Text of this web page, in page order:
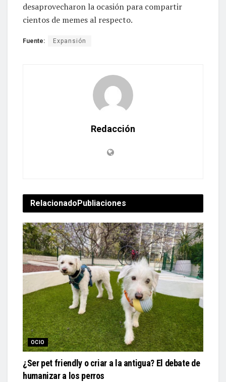
desaprovecharon la ocasión para compartir
cientos de memes al respecto.
Fuente: Expansión
Redacción
RelacionadoPubliaciones
OCIO
¿Ser pet friendly o criar a la antigua? El debate de
humanizar a los perros